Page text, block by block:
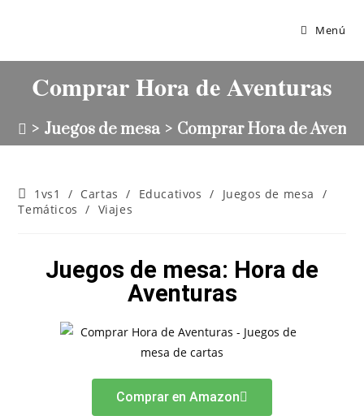
Menú
Comprar Hora de Aventuras
> Juegos de mesa > Comprar Hora de
1vs1 / Cartas / Educativos / Juegos de mesa
/
Temáticos
/ Viajes
Juegos de mesa: Hora de
Aventuras
Comprar en Amazon